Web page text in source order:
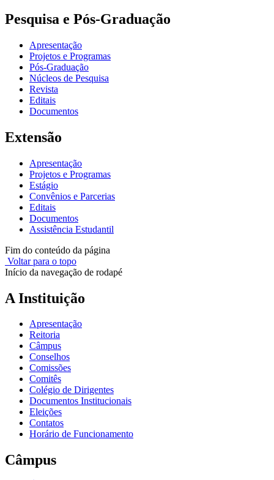
Pesquisa e Pós-Graduação
Apresentação
Projetos e Programas
Pós-Graduação
Núcleos de Pesquisa
Revista
Editais
Documentos
Extensão
Apresentação
Projetos e Programas
Estágio
Convênios e Parcerias
Editais
Documentos
Assistência Estudantil
Fim do conteúdo da página
Voltar para o topo
Início da navegação de rodapé
A Instituição
Apresentação
Reitoria
Câmpus
Conselhos
Comissões
Comitês
Colégio de Dirigentes
Documentos Institucionais
Eleições
Contatos
Horário de Funcionamento
Câmpus